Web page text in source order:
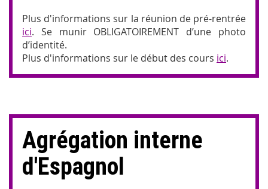
Plus d'informations sur la réunion de pré-rentrée
ici. Se munir OBLIGATOIREMENT d’une photo
d’identité.
Plus d'informations sur le début des cours ici.
Agrégation interne
d'Espagnol